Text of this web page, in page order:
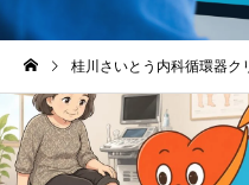
桂川さいとう内科循環器ク